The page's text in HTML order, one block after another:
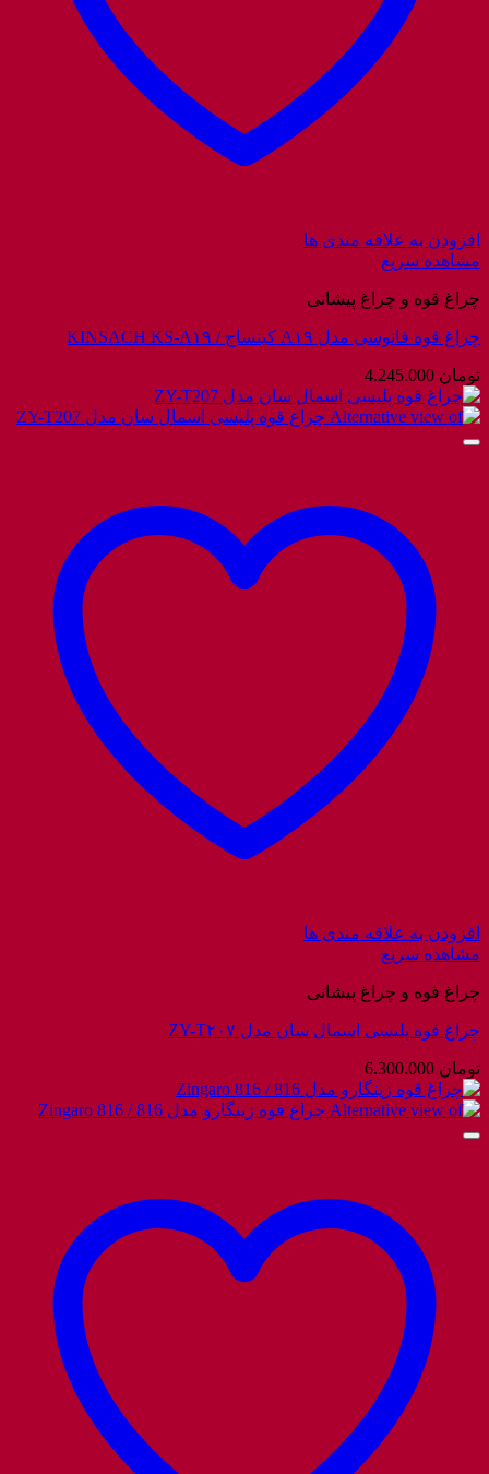
افزودن به علاقه مندی ها
مشاهده سریع
چراغ قوه و چراغ پیشانی
چراغ قوه فانوسی مدل A۱۹ کینساچ / KINSACH KS-A۱۹
تومان
افزودن به علاقه مندی ها
مشاهده سریع
چراغ قوه و چراغ پیشانی
چراغ قوه پلیسی اسمال سان مدل ZY-T۲۰۷
تومان